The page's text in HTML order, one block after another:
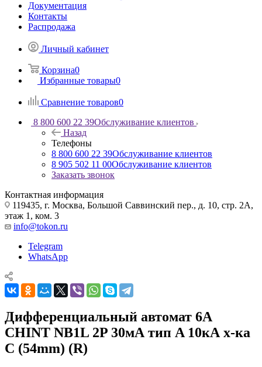
Документация
Контакты
Распродажа
Личный кабинет
Корзина0
Избранные товары0
Сравнение товаров0
8 800 600 22 39Обслуживание клиентов
Назад
Телефоны
8 800 600 22 39Обслуживание клиентов
8 905 502 11 00Обслуживание клиентов
Заказать звонок
Контактная информация
119435, г. Москва, Большой Саввинский пер., д. 10, стр. 2А,
этаж 1, ком. 3
info@tokon.ru
Telegram
WhatsApp
Дифференциальный автомат 6A
CHINT NB1L 2P 30мА тип A 10кА х-ка
C (54mm) (R)